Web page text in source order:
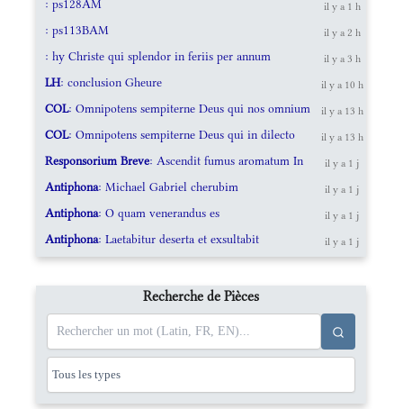
: ps128AM il y a 1 h
: ps113BAM il y a 2 h
: hy Christe qui splendor in feriis per annum il y a 3 h
LH: conclusion Gheure il y a 10 h
COL: Omnipotens sempiterne Deus qui nos omnium il y a 13 h
COL: Omnipotens sempiterne Deus qui in dilecto il y a 13 h
Responsorium Breve: Ascendit fumus aromatum In il y a 1 j
Antiphona: Michael Gabriel cherubim il y a 1 j
Antiphona: O quam venerandus es il y a 1 j
Antiphona: Laetabitur deserta et exsultabit il y a 1 j
Recherche de Pièces